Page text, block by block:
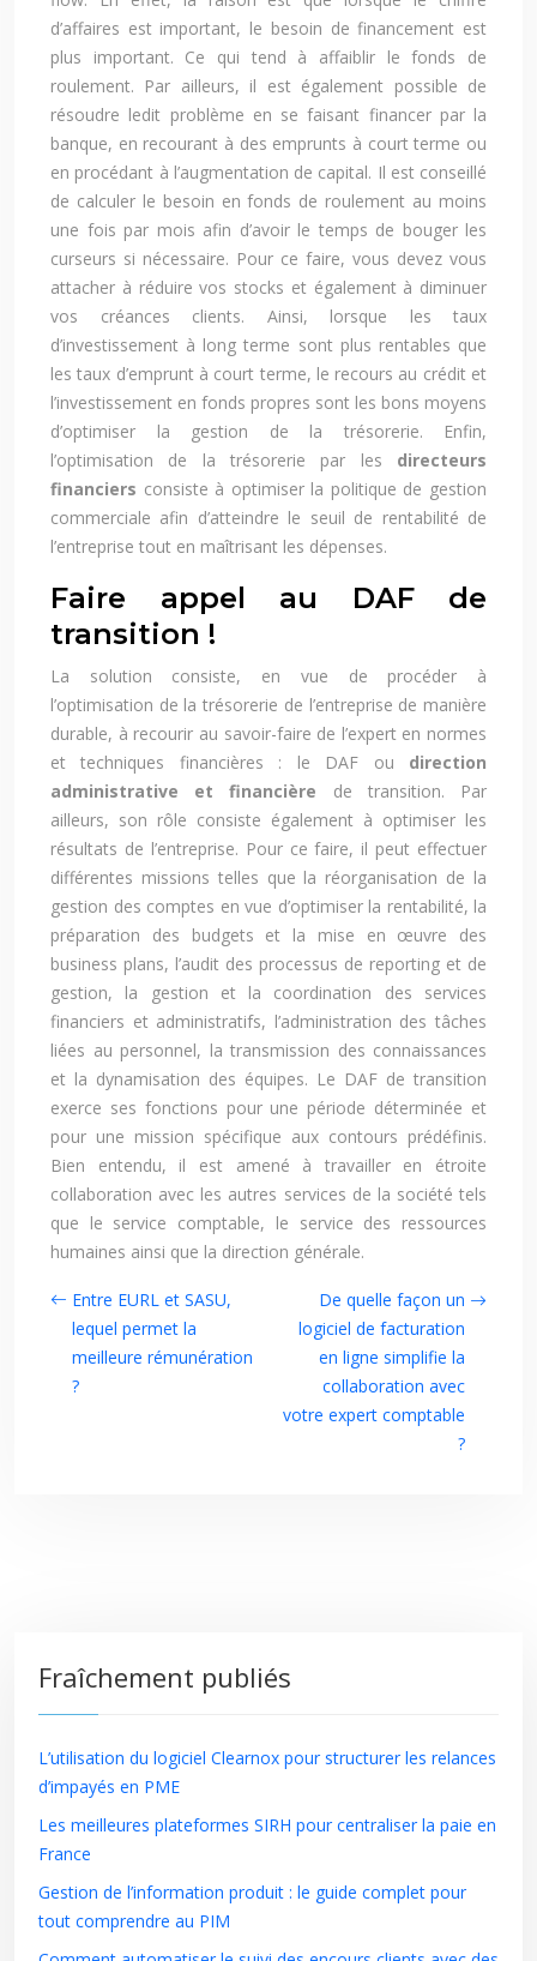
d’affaires est important, le besoin de financement est
plus important. Ce qui tend à affaiblir le fonds de
roulement. Par ailleurs, il est également possible de
résoudre ledit problème en se faisant financer par la
banque, en recourant à des emprunts à court terme ou
en procédant à l’augmentation de capital. Il est conseillé
de calculer le besoin en fonds de roulement au moins
une fois par mois afin d’avoir le temps de bouger les
curseurs si nécessaire. Pour ce faire, vous devez vous
attacher à réduire vos stocks et également à diminuer
vos créances clients. Ainsi, lorsque les taux
d’investissement à long terme sont plus rentables que
les taux d’emprunt à court terme, le recours au crédit et
l’investissement en fonds propres sont les bons moyens
d’optimiser la gestion de la trésorerie. Enfin,
l’optimisation de la trésorerie par les directeurs
financiers consiste à optimiser la politique de gestion
commerciale afin d’atteindre le seuil de rentabilité de
l’entreprise tout en maîtrisant les dépenses.
Faire appel au DAF de
transition !
La solution consiste, en vue de procéder à
l’optimisation de la trésorerie de l’entreprise de manière
durable, à recourir au savoir-faire de l’expert en normes
et techniques financières : le DAF ou direction
administrative et financière de transition. Par
ailleurs, son rôle consiste également à optimiser les
résultats de l’entreprise. Pour ce faire, il peut effectuer
différentes missions telles que la réorganisation de la
gestion des comptes en vue d’optimiser la rentabilité, la
préparation des budgets et la mise en œuvre des
business plans, l’audit des processus de reporting et de
gestion, la gestion et la coordination des services
financiers et administratifs, l’administration des tâches
liées au personnel, la transmission des connaissances
et la dynamisation des équipes. Le DAF de transition
exerce ses fonctions pour une période déterminée et
pour une mission spécifique aux contours prédéfinis.
Bien entendu, il est amené à travailler en étroite
collaboration avec les autres services de la société tels
que le service comptable, le service des ressources
humaines ainsi que la direction générale.
Entre EURL et SASU,
lequel permet la
meilleure rémunération
?
De quelle façon un
logiciel de facturation
en ligne simplifie la
collaboration avec
votre expert comptable
?
Fraîchement publiés
L’utilisation du logiciel Clearnox pour structurer les relances
d’impayés en PME
Les meilleures plateformes SIRH pour centraliser la paie en
France
Gestion de l’information produit : le guide complet pour
tout comprendre au PIM